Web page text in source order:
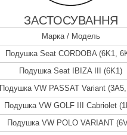
ЗАСТОСУВАННЯ
Марка / Модель
Подушка Seat CORDOBA (6K1,
Подушка Seat IBIZA III (6K1)
Подушка VW PASSAT Variant
Подушка VW GOLF III Cabriolet
Подушка VW POLO VARIANT